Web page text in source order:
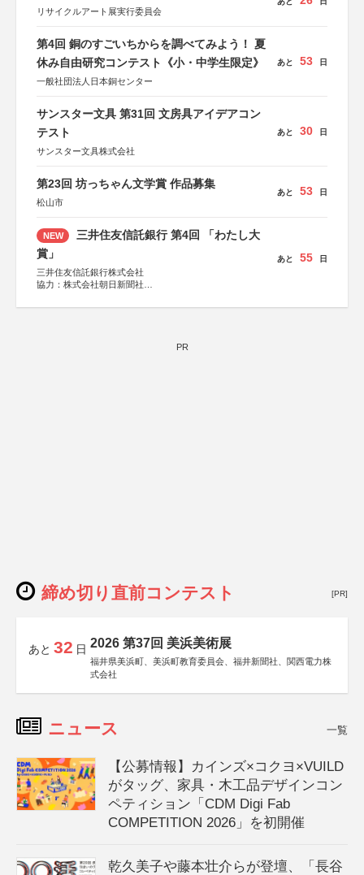
リサイクルアート展実行委員会
第4回 銅のすごいちからを調べてみよう！ 夏
休み自由研究コンテスト《小・中学生限定》
一般社団法人日本銅センター
あと 53 日
サンスター文具 第31回 文房具アイデアコン
テスト
サンスター文具株式会社
あと 30 日
第23回 坊っちゃん文学賞 作品募集
松山市
あと 53 日
NEW
三井住友信託銀行 第4回 「わたし大
賞」
三井住友信託銀行株式会社
協力：株式会社朝日新聞社
あと 55 日
PR
締め切り直前コンテスト [PR]
あと 32 日 2026 第37回 美浜美術展
福井県美浜町、美浜町教育委員会、福井新聞社、関西電力株
式会社
ニュース 一覧
【公募情報】カインズ×コクヨ×VUILD
がタッグ、家具・木工品デザインコン
ペティション「CDM Digi Fab
COMPETITION 2026」を初開催
乾久美子や藤本壮介らが登壇、「長谷